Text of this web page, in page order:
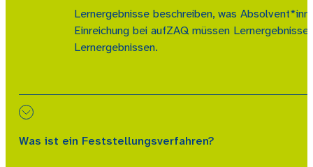
Lernergebnisse beschreiben, was
Einreichung bei aufZAQ müssen
Lernergebnissen.
Was ist ein Feststellungsverfahren?